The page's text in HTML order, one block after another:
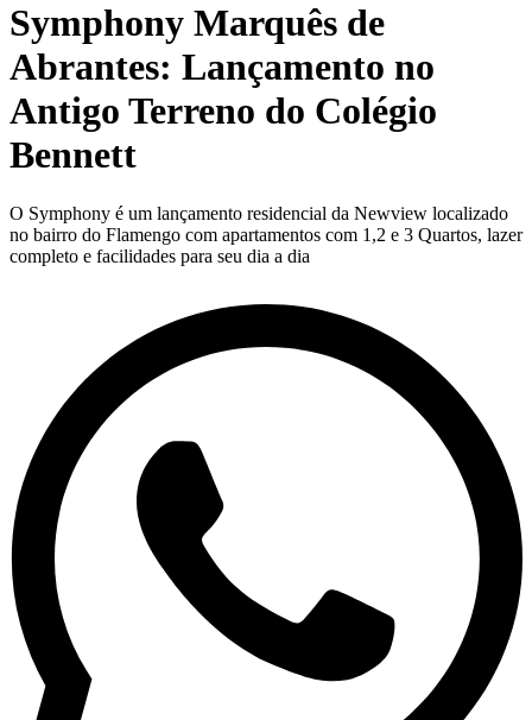
Symphony Marquês de
Abrantes: Lançamento no
Antigo Terreno do Colégio
Bennett
O Symphony é um lançamento residencial da Newview localizado
no bairro do Flamengo com apartamentos com 1,2 e 3 Quartos, lazer
completo e facilidades para seu dia a dia